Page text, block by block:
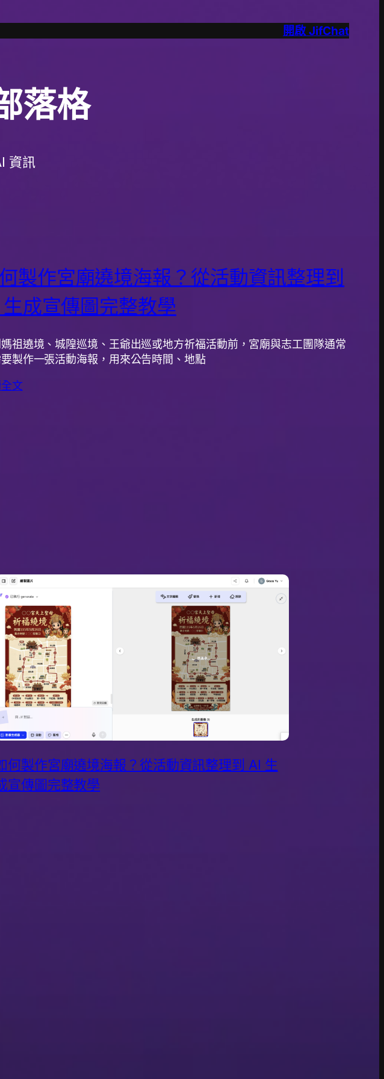
開啟 JifChat
落格
資訊
製作宮廟遶境海報？從活動資訊整理到
成宣傳圖完整教學
祖遶境、城隍巡境、王爺出巡或地方祈福活動前，宮廟與志工團隊通常
製作一張活動海報，用來公告時間、地點
文
何製作宮廟遶境海報？從活動資訊整理到 AI 生
宣傳圖完整教學